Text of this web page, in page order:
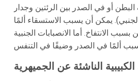
أو في الصدر بين الرئتين وجدار
يمكن أن يسبب الاستسقاء ألمًا
الانتفاخ. أما الانصبابات الجنبية
الناشئة عن الجميهرية